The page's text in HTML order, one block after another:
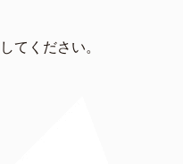
してください。